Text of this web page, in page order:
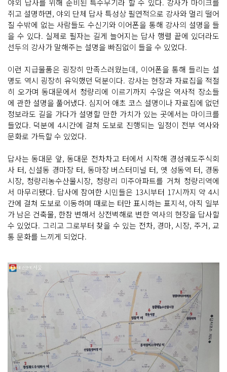
야외 답사를 위해 준비된 특수무기라 할 수 있다. 강사가 마이크를
쥐고 설명하면, 야외 단체 답사 특성상 필연적으로 강사와 멀리 떨어
질 수밖에 없는 사람들도 수신기와 이어폰을 통해 강사의 설명을 들
을 수 있다. 실제로 필자는 길게 늘어지는 답사 행렬 끝에 있더라도
선두의 강사가 말해주는 설명을 빠짐없이 들을 수 있었다.
이런 지급물품은 굉장히 만족스러웠는데, 이어폰을 통해 들리는 설
명도 역시 굉장히 유익했던 덕분이다. 강사는 현장과 자료집을 적절
히 오가며 동대문에서 청량리에 이르기까지 수많은 역사적 장소들
에 관한 설명을 풀어냈다. 심지어 애초 코스 설명이나 자료집에 없던
정보라도 길을 가다가 설명할 만한 가치가 있는 곳에서는 마이크를
들었다. 덕분에 4시간에 걸쳐 도보로 진행되는 일정이 전부 역사와
문화로 가득할 수 있었다.
답사는 동대문 앞, 동대문 전차차고 터에서 시작해 경성궤도주식회
사 터, 신설동 경마장 터, 동마장 버스터미널 터, 옛 성동역 터, 경동
시장, 청량리농수산물시장, 청량리 미주아파트를 거쳐 청량리역에
서 마무리됐다. 답사에 참여한 시민들은 13시부터 17시까지 약 4시
간에 걸쳐 도보로 이동하며 때로는 터만 표시하는 표지석, 아직 일부
가 남은 건축물, 한참 변해서 상전벽해로 변한 역사의 현장을 답사할
수 있었다. 그리고 그로부터 찾을 수 있는 전차, 경마, 시장, 주거, 교
통 문화를 느끼게 되었다.